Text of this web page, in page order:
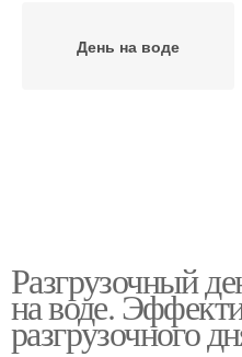
День на воде
Разгрузочный
на воде.
разгрузочного